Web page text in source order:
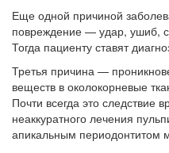
Еще одной причиной
повреждение — удар, ушиб,
Тогда пациенту ставят
Третья причина —
веществ в околокорневые
Почти всегда это
неаккуратного лечения
апикальным периодонтитом